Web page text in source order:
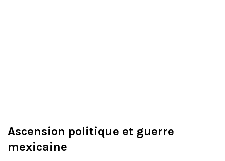
Ascension politique et guerre
mexicaine